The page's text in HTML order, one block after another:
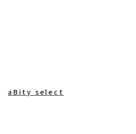
aBity select